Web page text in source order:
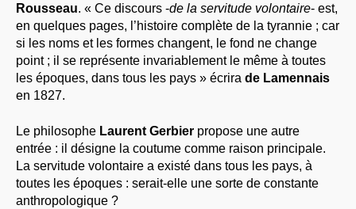
Rousseau. « Ce discours -de la servitude volontaire- est,
en quelques pages, l’histoire complète de la tyrannie ; car
si les noms et les formes changent, le fond ne change
point ; il se représente invariablement le même à toutes
les époques, dans tous les pays » écrira de Lamennais
en 1827.
Le philosophe Laurent Gerbier propose une autre
entrée : il désigne la coutume comme raison principale.
La servitude volontaire a existé dans tous les pays, à
toutes les époques : serait-elle une sorte de constante
anthropologique ?